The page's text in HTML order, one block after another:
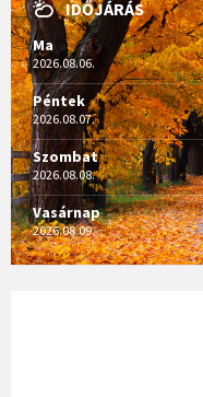
IDŐJÁRÁS
Ma
2026.08.06.
Péntek
2026.08.07.
Szombat
2026.08.08.
Vasárnap
2026.08.09.